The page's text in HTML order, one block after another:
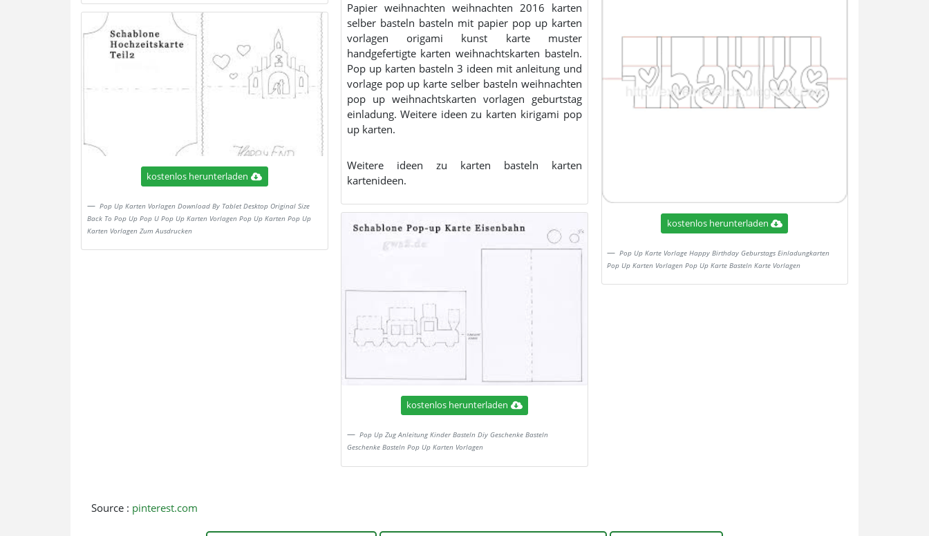
kostenlos herunterladen
Pop Up Karten Vorlagen Download By Tablet Desktop Original Size
Back To Pop Up Pop U Pop Up Karten Vorlagen Pop Up Karten Pop Up
Karten Vorlagen Zum Ausdrucken
Papier weihnachten weihnachten 2016 karten
selber basteln basteln mit papier pop up karten
vorlagen origami kunst karte muster
handgefertigte karten weihnachtskarten basteln.
Pop up karten basteln 3 ideen mit anleitung und
vorlage pop up karte selber basteln weihnachten
pop up weihnachtskarten vorlagen geburtstag
einladung. Weitere ideen zu karten kirigami pop
up karten.
Weitere ideen zu karten basteln karten
kartenideen.
kostenlos herunterladen
Pop Up Zug Anleitung Kinder Basteln Diy Geschenke Basteln
Geschenke Basteln Pop Up Karten Vorlagen
kostenlos herunterladen
Pop Up Karte Vorlage Happy Birthday Geburstags Einladungkarten
Pop Up Karten Vorlagen Pop Up Karte Basteln Karte Vorlagen
Source : pinterest.com